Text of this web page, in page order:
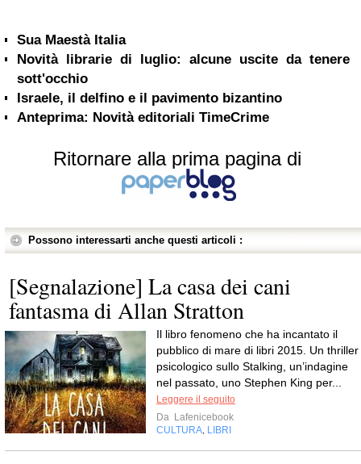
Sua Maestà Italia
Novità librarie di luglio: alcune uscite da tenere
sott'occhio
Israele, il delfino e il pavimento bizantino
Anteprima: Novità editoriali TimeCrime
Ritornare alla prima pagina di
Possono interessarti anche questi articoli :
[Segnalazione] La casa dei cani
fantasma di Allan Stratton
Il libro fenomeno che ha incantato il
pubblico di mare di libri 2015. Un thriller
psicologico sullo Stalking, un’indagine
nel passato, uno Stephen King per...
Leggere il seguito
Da Lafenicebook
CULTURA LIBRI